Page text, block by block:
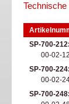
SP-700-212
00-02-
SP-700-224
00-02-
SP-700-248